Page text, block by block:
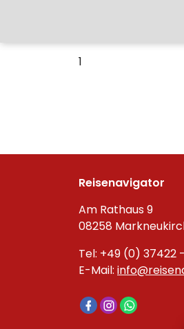
1
Reisenavigator
Am Rathaus 9
08258
Tel: +49 (0) 37422
E-Mail: